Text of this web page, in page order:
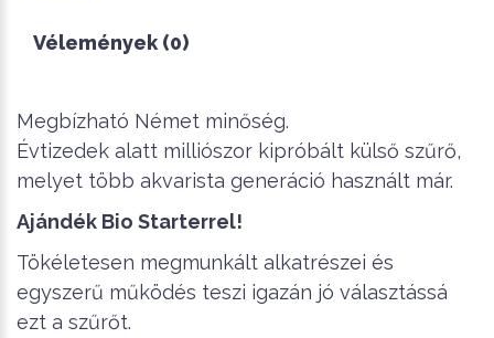
Vélemények (0)
Megbízható Német minőség.
Évtizedek alatt milliószor kipróbált külső szűrő,
melyet több akvarista generáció használt már.
Ajándék Bio Starterrel!
Tökéletesen megmunkált alkatrészei és
egyszerű működés teszi igazán jó választássá
ezt a szűrőt.